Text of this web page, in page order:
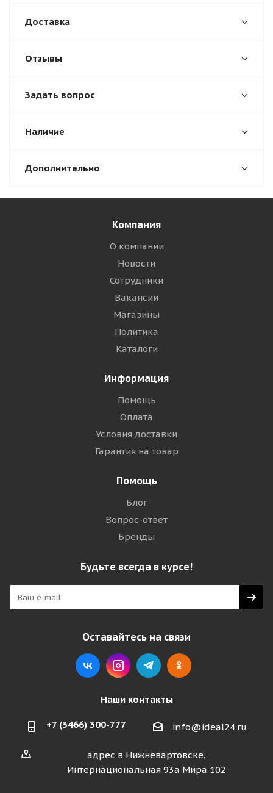
Доставка
Отзывы
Задать вопрос
Наличие
Дополнительно
Компания
О компании
Новости
Сотрудники
Вакансии
Магазины
Политика
Каталоги
Информация
Помощь
Оплата
Условия доставки
Гарантия на товар
Помощь
Блог
Вопрос-ответ
Бренды
Будьте всегда в курсе!
Оставайтесь на связи
Наши контакты
+7 (3466) 300-777 info@ideal24.ru
адрес в Нижневартовске,
Интернациональная 93а Мира 102